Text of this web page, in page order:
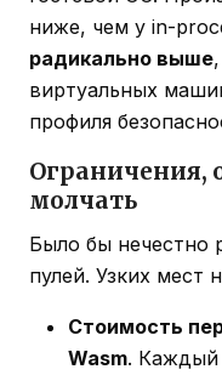
ниже, чем у in-
радикально выше
виртуальных
профиля
Ограничения,
молчать
Было бы нечестно
пулей. Узких мест
Стоимость
Wasm. Каждый